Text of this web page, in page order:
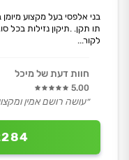
בני אלפסי בעל מקצוע מיומן
תו תקן. .תיקון נזילות בכל
לקור...
חוות דעת של מיכל
5.00
״עושה רושם אמין